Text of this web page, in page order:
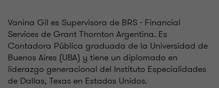
Vanina Gil es Supervisora de BRS - Financial
Services de Grant Thornton Argentina. Es
Contadora Pública graduada de la Universidad de
Buenos Aires (UBA) y tiene un diplomado en
liderazgo generacional del Instituto Especialidades
de Dallas, Texas en Estados Unidos.